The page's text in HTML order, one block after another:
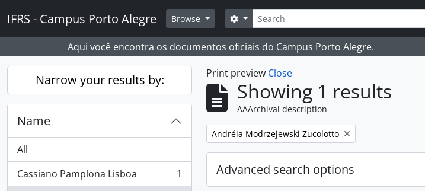
IFRS - Campus Porto Alegre Browse Search
Search options
Aqui você encontra os documentos oficiais do Campus Porto Alegre.
Narrow your results by:
Name
All
Cassiano Pamplona Lisboa
, 1 results
1
Print preview Close
Showing 1 results
AAArchival description
Remove filter:
Andréia Modrzejewski Zucolotto
Advanced search options